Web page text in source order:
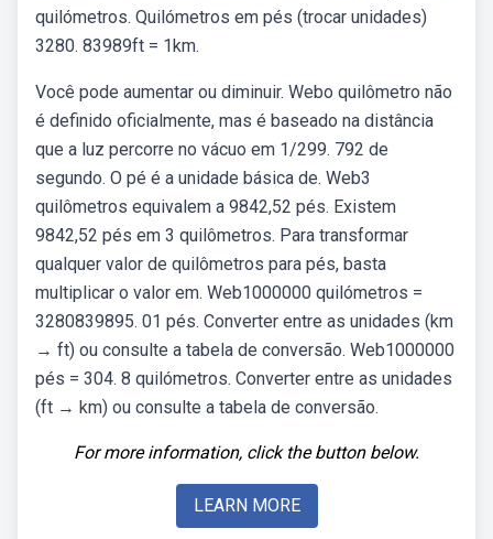
quilómetros. Quilómetros em pés (trocar unidades)
3280. 83989ft = 1km.
Você pode aumentar ou diminuir. Webo quilômetro não
é definido oficialmente, mas é baseado na distância
que a luz percorre no vácuo em 1/299. 792 de
segundo. O pé é a unidade básica de. Web3
quilômetros equivalem a 9842,52 pés. Existem
9842,52 pés em 3 quilômetros. Para transformar
qualquer valor de quilômetros para pés, basta
multiplicar o valor em. Web1000000 quilómetros =
3280839895. 01 pés. Converter entre as unidades (km
→ ft) ou consulte a tabela de conversão. Web1000000
pés = 304. 8 quilómetros. Converter entre as unidades
(ft → km) ou consulte a tabela de conversão.
For more information, click the button below.
LEARN MORE